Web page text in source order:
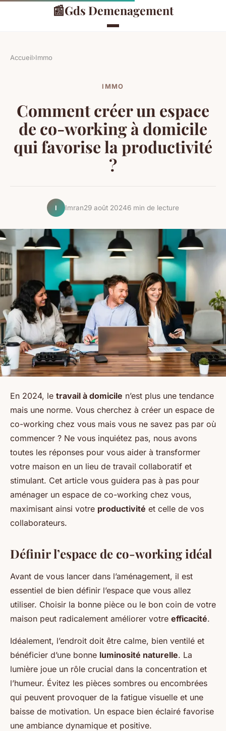
📰Gds Demenagement
Accueil›Immo
IMMO
Comment créer un espace
de co-working à domicile
qui favorise la productivité
?
I Imran29 août 20246 min de lecture
En 2024, le travail à domicile n’est plus une tendance
mais une norme. Vous cherchez à créer un espace de
co-working chez vous mais vous ne savez pas par où
commencer ? Ne vous inquiétez pas, nous avons
toutes les réponses pour vous aider à transformer
votre maison en un lieu de travail collaboratif et
stimulant. Cet article vous guidera pas à pas pour
aménager un espace de co-working chez vous,
maximisant ainsi votre productivité et celle de vos
collaborateurs.
Définir l’espace de co-working idéal
Avant de vous lancer dans l’aménagement, il est
essentiel de bien définir l’espace que vous allez
utiliser. Choisir la bonne pièce ou le bon coin de votre
maison peut radicalement améliorer votre efficacité.
Idéalement, l’endroit doit être calme, bien ventilé et
bénéficier d’une bonne luminosité naturelle. La
lumière joue un rôle crucial dans la concentration et
l’humeur. Évitez les pièces sombres ou encombrées
qui peuvent provoquer de la fatigue visuelle et une
baisse de motivation. Un espace bien éclairé favorise
une ambiance dynamique et positive.